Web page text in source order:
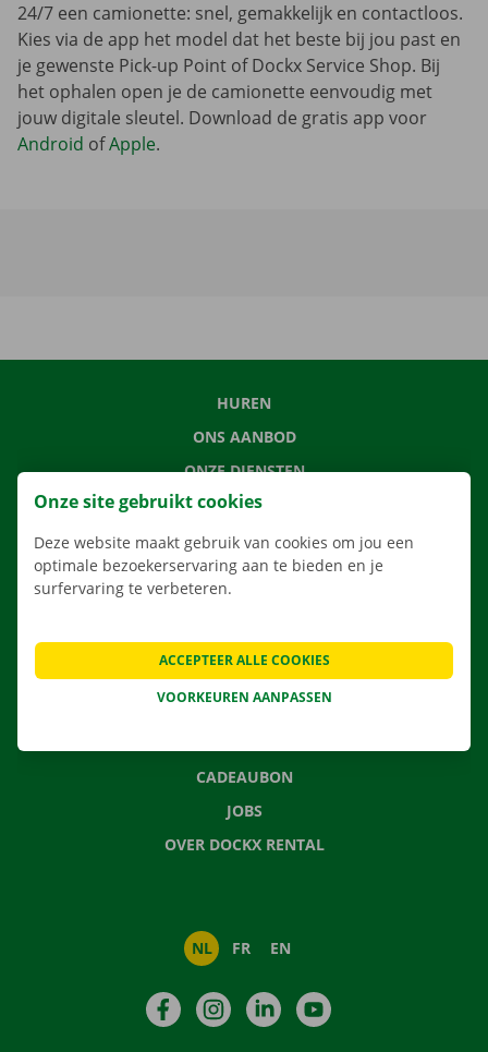
24/7 een camionette: snel, gemakkelijk en contactloos.
Kies via de app het model dat het beste bij jou past en
je gewenste Pick-up Point of Dockx Service Shop. Bij
het ophalen open je de camionette eenvoudig met
jouw digitale sleutel. Download de gratis app voor
Android ofApple.
HUREN
ONS AANBOD
ONZE DIENSTEN
LOCATIES
APP
VERHUISOPLOSSINGEN
CONTACTEER ONS
VEELGESTELDE VRAGEN
CADEAUBON
JOBS
OVER DOCKX RENTAL
NL FR EN
FacebookInstagramLinkedIn
Onze site gebruikt cookies
Deze website maakt gebruik van cookies om jou een
optimale bezoekerservaring aan te bieden en je
surfervaring te verbeteren.
VOORKEUREN AANPASSEN
ACCEPTEER ALLE COOKIES